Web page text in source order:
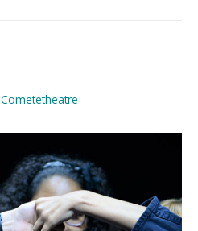
Cometetheatre